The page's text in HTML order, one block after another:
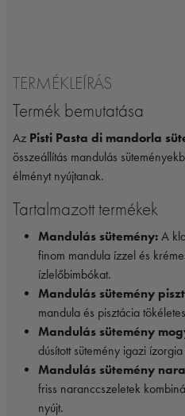
TERMÉKLEÍRÁS
Termék bemutatása
Az Pisti Pasta di mandorla
összeállítás mandulás
élményt nyújtanak.
Tartalmazott termékek
Mandulás sütemény: A
finom mandula ízzel és
ízlelőbimbókat.
Mandulás sütemény
mandula és pisztácia
Mandulás sütemény
dúsított sütemény igazi
Mandulás sütemény
friss naranccszeletek
nyújt.